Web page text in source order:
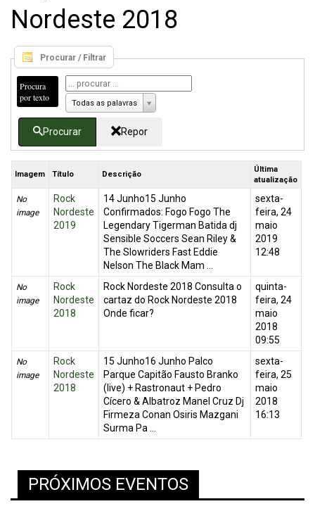
Nordeste 2018
Procurar / Filtrar
Procura
por texto
Todas as palavras
Procurar Repor
Imagem Título Descrição
Última
atualização
No
image
Rock
Nordeste
2019
14 Junho15 Junho
Confirmados: Fogo Fogo The
Legendary Tigerman Batida dj
Sensible Soccers Sean Riley &
The Slowriders Fast Eddie
Nelson The Black Mam ...
sexta-
feira, 24
maio
2019
12:48
No
image
Rock
Nordeste
2018
Rock Nordeste 2018 Consulta o
cartaz do Rock Nordeste 2018
Onde ficar?
quinta-
feira, 24
maio
2018
09:55
No
image
Rock
Nordeste
2018
15 Junho16 Junho Palco
Parque Capitão Fausto Branko
(live) + Rastronaut + Pedro
Cícero & Albatroz Manel Cruz Dj
Firmeza Conan Osiris Mazgani
Surma Pa ...
sexta-
feira, 25
maio
2018
16:13
PRÓXIMOS EVENTOS